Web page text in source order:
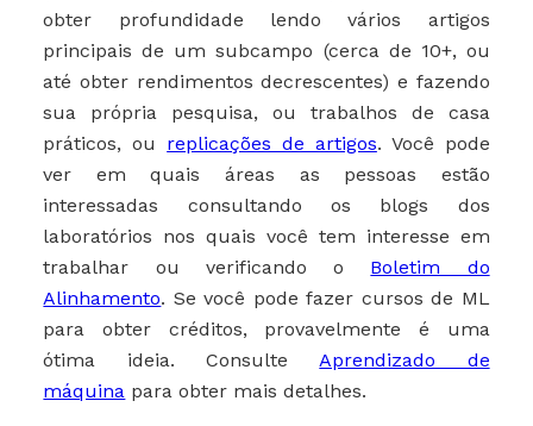
obter profundidade lendo vários artigos
principais de um subcampo (cerca de 10+, ou
até obter rendimentos decrescentes) e fazendo
sua própria pesquisa, ou trabalhos de casa
práticos, ou replicações de artigos. Você pode
ver em quais áreas as pessoas estão
interessadas consultando os blogs dos
laboratórios nos quais você tem interesse em
trabalhar ou verificando o Boletim do
Alinhamento. Se você pode fazer cursos de ML
para obter créditos, provavelmente é uma
ótima ideia. ConsulteAprendizado de
máquina para obter mais detalhes.